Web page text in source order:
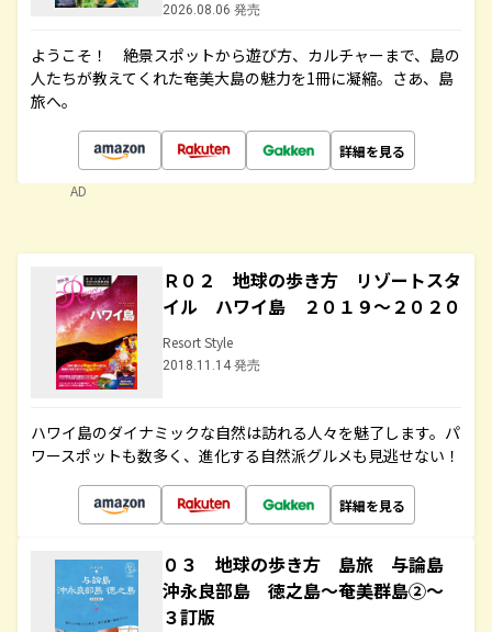
2026.08.06 発売
ようこそ！ 絶景スポットから遊び方、カルチャーまで、島の
人たちが教えてくれた奄美大島の魅力を1冊に凝縮。さあ、島
旅へ。
詳細を見る
AD
Ｒ０２ 地球の歩き方 リゾートスタ
イル ハワイ島 ２０１９～２０２０
Resort Style
2018.11.14 発売
ハワイ島のダイナミックな自然は訪れる人々を魅了します。パ
ワースポットも数多く、進化する自然派グルメも見逃せない！
詳細を見る
０３ 地球の歩き方 島旅 与論島
沖永良部島 徳之島～奄美群島②～
３訂版